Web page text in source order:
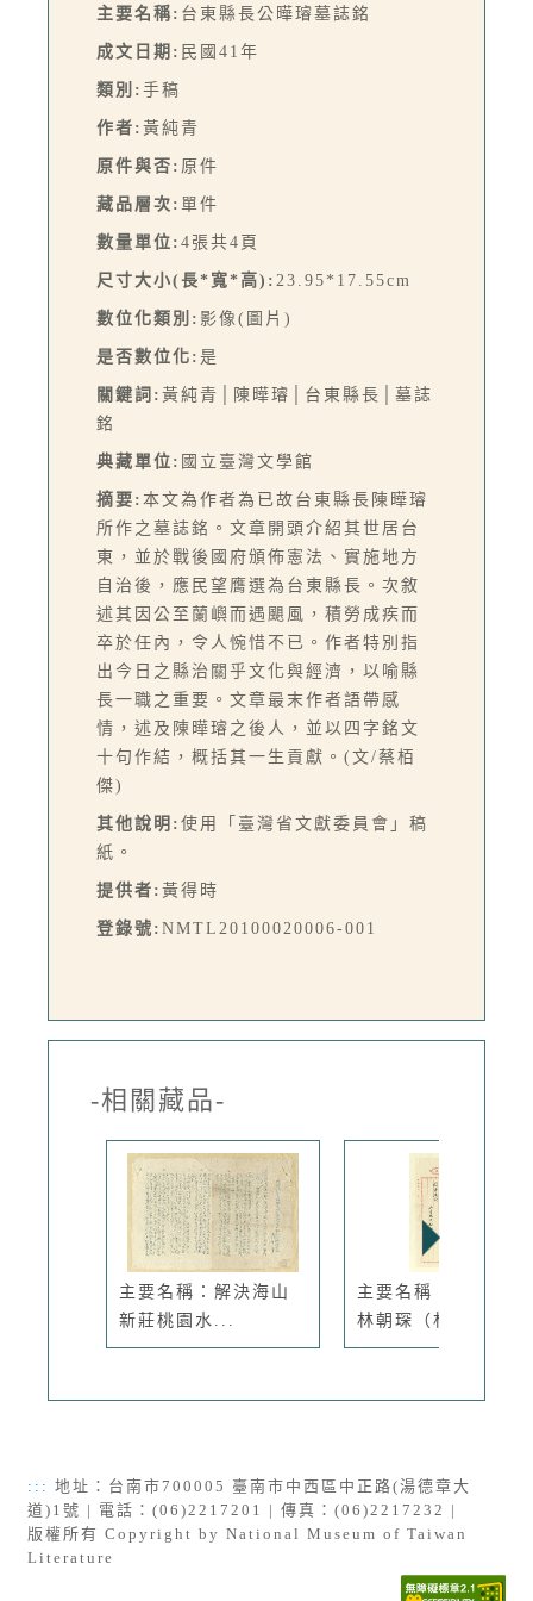
主要名稱: 台東縣長公曄璿墓誌銘
成文日期: 民國41年
類別: 手稿
作者: 黃純青
原件與否: 原件
藏品層次: 單件
數量單位: 4張共4頁
尺寸大小(長*寬*高): 23.95*17.55cm
數位化類別: 影像(圖片)
是否數位化: 是
關鍵詞: 黃純青│陳曄璿│台東縣長│墓誌
銘
典藏單位: 國立臺灣文學館
摘要: 本文為作者為已故台東縣長陳曄璿
所作之墓誌銘。文章開頭介紹其世居台
東，並於戰後國府頒佈憲法、實施地方
自治後，應民望膺選為台東縣長。次敘
述其因公至蘭嶼而遇颶風，積勞成疾而
卒於任內，令人惋惜不已。作者特別指
出今日之縣治關乎文化與經濟，以喻縣
長一職之重要。文章最末作者語帶感
情，述及陳曄璿之後人，並以四字銘文
十句作結，概括其一生貢獻。(文/蔡栢
傑)
其他說明: 使用「臺灣省文獻委員會」稿
紙。
提供者: 黃得時
登錄號: NMTL20100020006-001
-相關藏品-
主要名稱：解決海山
新莊桃園水...
主要名稱：林痴仙致
林朝琛（林...
::: 地址：台南市700005 臺南市中西區中正路(湯德章大
道)1號 | 電話：(06)2217201 | 傳真：(06)2217232 |
版權所有 Copyright by National Museum of Taiwan
Literature